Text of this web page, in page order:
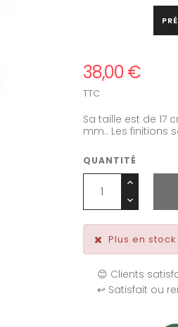
38,00 €
TTC
Sa taille est de 17
mm.. Les finitions
QUANTITÉ
Plus en stock
😊 Clients
↩️ Satisfait ou